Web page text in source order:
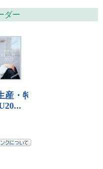
ダー